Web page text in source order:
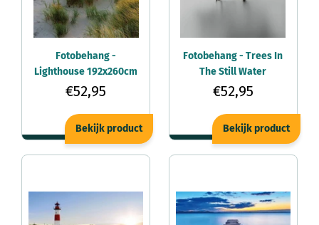
Fotobehang -
Lighthouse 192x260cm
- Vliesbehang
€52,95
Bekijk product
Fotobehang - Trees In
The Still Water
192x260cm -
€52,95
Bekijk product